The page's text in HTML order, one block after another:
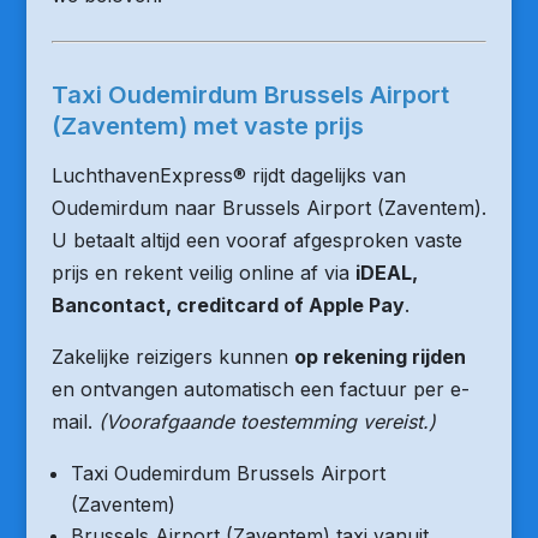
Taxi Oudemirdum Brussels Airport
(Zaventem) met vaste prijs
LuchthavenExpress® rijdt dagelijks van
Oudemirdum naar Brussels Airport (Zaventem).
U betaalt altijd een vooraf afgesproken vaste
prijs en rekent veilig online af via iDEAL,
Bancontact, creditcard of Apple Pay.
Zakelijke reizigers kunnen op rekening rijden
en ontvangen automatisch een factuur per e-
mail. (Voorafgaande toestemming vereist.)
Taxi Oudemirdum Brussels Airport
(Zaventem)